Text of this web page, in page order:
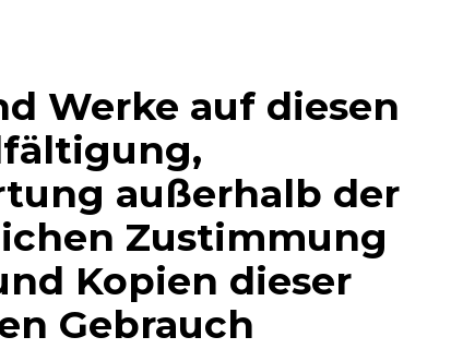
Werke auf diesen
außerhalb der
Zustimmung
Kopien dieser
Gebrauch